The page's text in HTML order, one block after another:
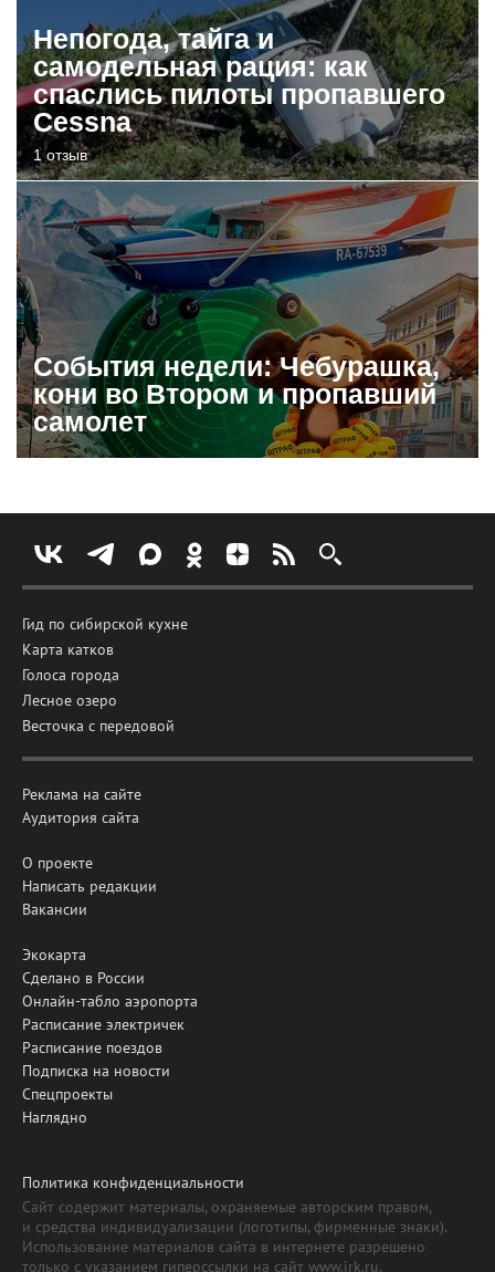
Непогода, тайга и
самодельная рация: как
спаслись пилоты пропавшего
Cessna
1 отзыв
События недели: Чебурашка,
кони во Втором и пропавший
самолет
Гид по сибирской кухне
Карта катков
Голоса города
Лесное озеро
Весточка с передовой
Реклама на сайте
Аудитория сайта
О проекте
Написать редакции
Вакансии
Экокарта
Сделано в России
Онлайн-табло аэропорта
Расписание электричек
Расписание поездов
Подписка на новости
Спецпроекты
Наглядно
Политика конфиденциальности
Сайт содержит материалы, охраняемые авторским правом,
и средства индивидуализации (логотипы, фирменные знаки).
Использование материалов сайта в интернете разрешено
только с указанием гиперссылки на сайт www.irk.ru.